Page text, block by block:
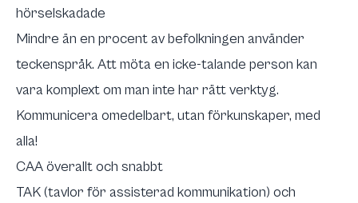
hörselskadade
Mindre än en procent av befolkningen använder
teckenspråk. Att möta en icke-talande person kan
vara komplext om man inte har rätt verktyg.
Kommunicera omedelbart, utan förkunskaper, med
alla!
CAA överallt och snabbt
TAK (tavlor för assisterad kommunikation) och